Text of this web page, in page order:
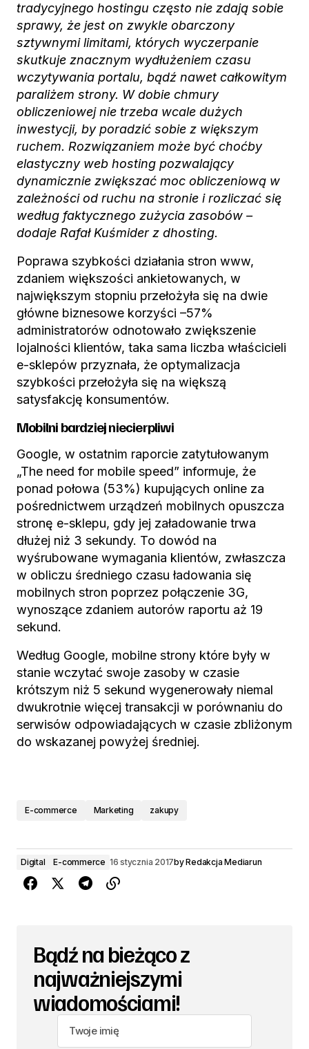
tradycyjnego hostingu często nie zdają sobie
sprawy, że jest on zwykle obarczony
sztywnymi limitami, których wyczerpanie
skutkuje znacznym wydłużeniem czasu
wczytywania portalu, bądź nawet całkowitym
paraliżem strony. W dobie chmury
obliczeniowej nie trzeba wcale dużych
inwestycji, by poradzić sobie z większym
ruchem. Rozwiązaniem może być choćby
elastyczny web hosting pozwalający
dynamicznie zwiększać moc obliczeniową w
zależności od ruchu na stronie i rozliczać się
według faktycznego zużycia zasobów –
dodaje Rafał Kuśmider z dhosting.
Poprawa szybkości działania stron www,
zdaniem większości ankietowanych, w
największym stopniu przełożyła się na dwie
główne biznesowe korzyści –57%
administratorów odnotowało zwiększenie
lojalności klientów, taka sama liczba właścicieli
e-sklepów przyznała, że optymalizacja
szybkości przełożyła się na większą
satysfakcję konsumentów.
Mobilni bardziej niecierpliwi
Google, w ostatnim raporcie zatytułowanym
„The need for mobile speed” informuje, że
ponad połowa (53%) kupujących online za
pośrednictwem urządzeń mobilnych opuszcza
stronę e-sklepu, gdy jej załadowanie trwa
dłużej niż 3 sekundy. To dowód na
wyśrubowane wymagania klientów, zwłaszcza
w obliczu średniego czasu ładowania się
mobilnych stron poprzez połączenie 3G,
wynoszące zdaniem autorów raportu aż 19
sekund.
Według Google, mobilne strony które były w
stanie wczytać swoje zasoby w czasie
krótszym niż 5 sekund wygenerowały niemal
dwukrotnie więcej transakcji w porównaniu do
serwisów odpowiadających w czasie zbliżonym
do wskazanej powyżej średniej.
E-commerce Marketing zakupy
Digital E-commerce 16 stycznia 2017byRedakcja Mediarun
Bądź na bieżąco z
najważniejszymi
wiadomościami!